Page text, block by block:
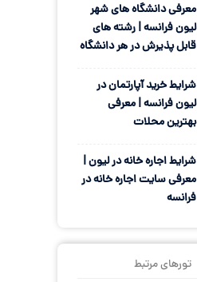
معرفی دانشگاه های شهر
لیون فرانسه | رشته های
قابل پذیرش در هر دانشگاه
شرایط خرید آپارتمان در
لیون فرانسه | معرفی
بهترین محلات
شرایط اجاره خانه در لیون |
معرفی سایت اجاره خانه در
فرانسه
تورهای مرتبط